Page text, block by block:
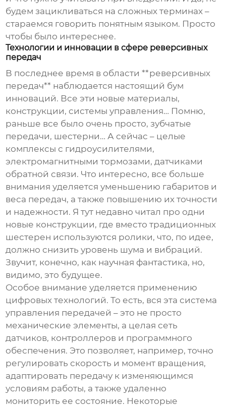
будем зацикливаться на сложных терминах –
стараемся говорить понятным языком. Просто
чтобы было интереснее.
Технологии и инновации в сфере реверсивных
передач
В последнее время в области **реверсивных
передач** наблюдается настоящий бум
инноваций. Все эти новые материалы,
конструкции, системы управления… Помню,
раньше все было очень просто, зубчатые
передачи, шестерни… А сейчас – целые
комплексы с гидроусилителями,
электромагнитными тормозами, датчиками
обратной связи. Что интересно, все больше
внимания уделяется уменьшению габаритов и
веса передач, а также повышению их точности
и надежности. Я тут недавно читал про одни
новые конструкции, где вместо традиционных
шестерен используются ролики, что, по идее,
должно снизить уровень шума и вибраций.
Звучит, конечно, как научная фантастика, но,
видимо, это будущее.
Особое внимание уделяется применению
цифровых технологий. То есть, вся эта система
управления передачей – это не просто
механические элементы, а целая сеть
датчиков, контроллеров и программного
обеспечения. Это позволяет, например, точно
регулировать скорость и момент вращения,
адаптировать передачу к изменяющимся
условиям работы, а также удаленно
мониторить ее состояние. Некоторые